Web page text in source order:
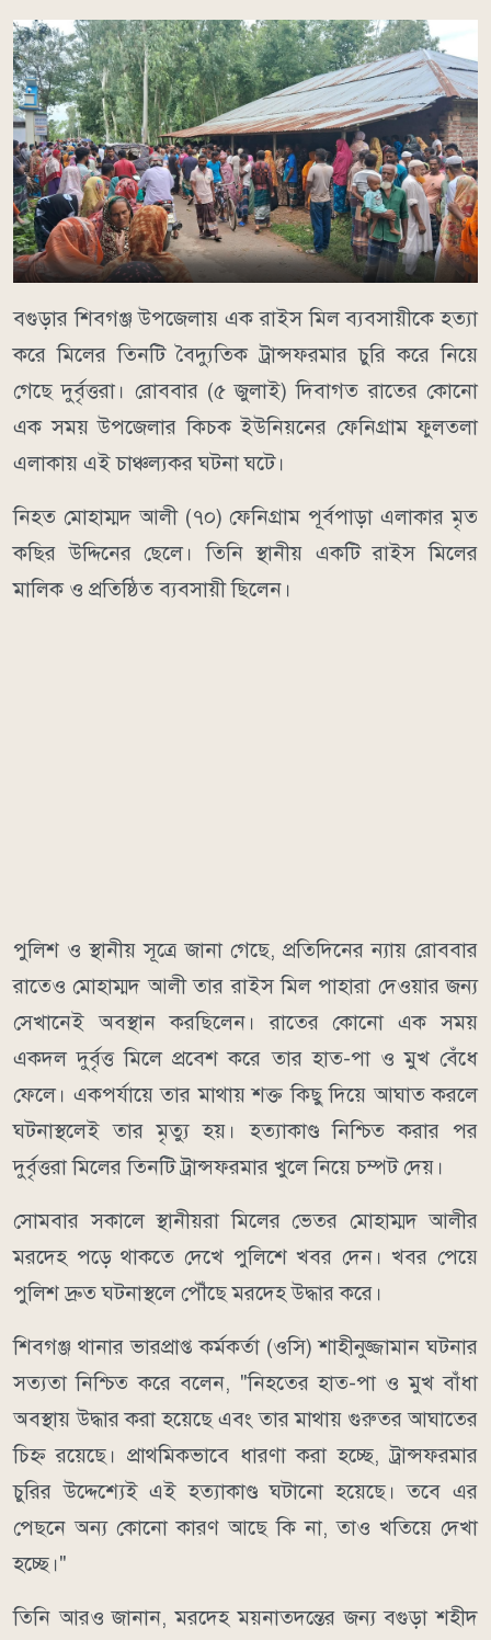
বগুড়ার শিবগঞ্জ উপজেলায় এক রাইস মিল ব্যবসায়ীকে হত্যা
করে মিলের তিনটি বৈদ্যুতিক ট্রান্সফরমার চুরি করে নিয়ে
গেছে দুর্বৃত্তরা। রোববার (৫ জুলাই) দিবাগত রাতের কোনো
এক সময় উপজেলার কিচক ইউনিয়নের ফেনিগ্রাম ফুলতলা
এলাকায় এই চাঞ্চল্যকর ঘটনা ঘটে।
নিহত মোহাম্মদ আলী (৭০) ফেনিগ্রাম পূর্বপাড়া এলাকার মৃত
কছির উদ্দিনের ছেলে। তিনি স্থানীয় একটি রাইস মিলের
মালিক ও প্রতিষ্ঠিত ব্যবসায়ী ছিলেন।
পুলিশ ও স্থানীয় সূত্রে জানা গেছে, প্রতিদিনের ন্যায় রোববার
রাতেও মোহাম্মদ আলী তার রাইস মিল পাহারা দেওয়ার জন্য
সেখানেই অবস্থান করছিলেন। রাতের কোনো এক সময়
একদল দুর্বৃত্ত মিলে প্রবেশ করে তার হাত-পা ও মুখ বেঁধে
ফেলে। একপর্যায়ে তার মাথায় শক্ত কিছু দিয়ে আঘাত করলে
ঘটনাস্থলেই তার মৃত্যু হয়। হত্যাকাণ্ড নিশ্চিত করার পর
দুর্বৃত্তরা মিলের তিনটি ট্রান্সফরমার খুলে নিয়ে চম্পট দেয়।
সোমবার সকালে স্থানীয়রা মিলের ভেতর মোহাম্মদ আলীর
মরদেহ পড়ে থাকতে দেখে পুলিশে খবর দেন। খবর পেয়ে
পুলিশ দ্রুত ঘটনাস্থলে পৌঁছে মরদেহ উদ্ধার করে।
শিবগঞ্জ থানার ভারপ্রাপ্ত কর্মকর্তা (ওসি) শাহীনুজ্জামান ঘটনার
সত্যতা নিশ্চিত করে বলেন, "নিহতের হাত-পা ও মুখ বাঁধা
অবস্থায় উদ্ধার করা হয়েছে এবং তার মাথায় গুরুতর আঘাতের
চিহ্ন রয়েছে। প্রাথমিকভাবে ধারণা করা হচ্ছে, ট্রান্সফরমার
চুরির উদ্দেশ্যেই এই হত্যাকাণ্ড ঘটানো হয়েছে। তবে এর
পেছনে অন্য কোনো কারণ আছে কি না, তাও খতিয়ে দেখা
হচ্ছে।"
তিনি আরও জানান, মরদেহ ময়নাতদন্তের জন্য বগুড়া শহীদ